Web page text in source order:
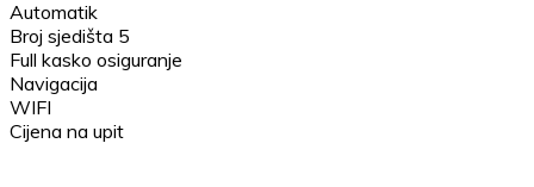
Automatik
Broj sjedišta 5
Full kasko osiguranje
Navigacija
WIFI
Cijena na upit